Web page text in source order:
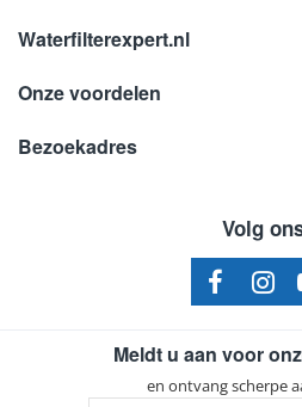
Waterfilterexpert.nl
Onze voordelen
Bezoekadres
Volg
Meldt u aan voor
en ontvang scherpe